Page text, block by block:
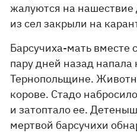
жалуются на
из сел закрыли на
Барсучиха-мать
пару дней назад напала
Тернопольщине.
корове. Стадо
и затоптало ее.
мертвой барсучихи